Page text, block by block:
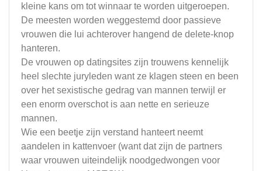
kleine kans om tot winnaar te worden uitgeroepen.
De meesten worden weggestemd door passieve
vrouwen die lui achterover hangend de delete-knop
hanteren.
De vrouwen op datingsites zijn trouwens kennelijk
heel slechte juryleden want ze klagen steen en been
over het sexistische gedrag van mannen terwijl er
een enorm overschot is aan nette en serieuze
mannen.
Wie een beetje zijn verstand hanteert neemt
aandelen in kattenvoer (want dat zijn de partners
waar vrouwen uiteindelijk noodgedwongen voor